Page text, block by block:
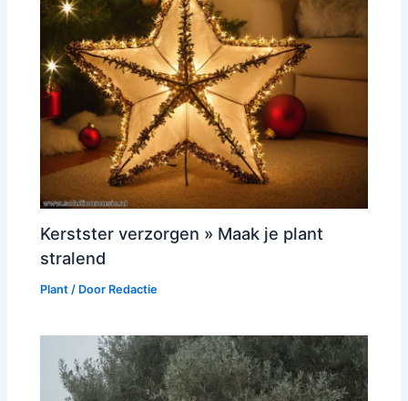
Kerstster verzorgen » Maak je plant
stralend
Plant / Door Redactie